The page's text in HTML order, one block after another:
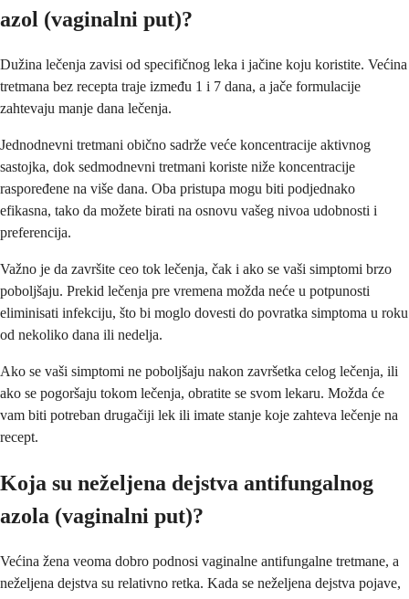
azol (vaginalni put)?
Dužina lečenja zavisi od specifičnog leka i jačine koju koristite. Većina
tretmana bez recepta traje između 1 i 7 dana, a jače formulacije
zahtevaju manje dana lečenja.
Jednodnevni tretmani obično sadrže veće koncentracije aktivnog
sastojka, dok sedmodnevni tretmani koriste niže koncentracije
raspoređene na više dana. Oba pristupa mogu biti podjednako
efikasna, tako da možete birati na osnovu vašeg nivoa udobnosti i
preferencija.
Važno je da završite ceo tok lečenja, čak i ako se vaši simptomi brzo
poboljšaju. Prekid lečenja pre vremena možda neće u potpunosti
eliminisati infekciju, što bi moglo dovesti do povratka simptoma u roku
od nekoliko dana ili nedelja.
Ako se vaši simptomi ne poboljšaju nakon završetka celog lečenja, ili
ako se pogoršaju tokom lečenja, obratite se svom lekaru. Možda će
vam biti potreban drugačiji lek ili imate stanje koje zahteva lečenje na
recept.
Koja su neželjena dejstva antifungalnog
azola (vаginalni put)?
Većina žena veoma dobro podnosi vaginalne antifungalne tretmane, a
neželjena dejstva su relativno retka. Kada se neželjena dejstva pojave,